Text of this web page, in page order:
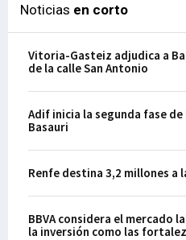
Noticias en corto
Vitoria-Gasteiz adjudica a
de la calle San Antonio
Adif inicia la segunda fase
Basauri
Renfe destina 3,2 millones a
BBVA considera el mercado
la inversión como las